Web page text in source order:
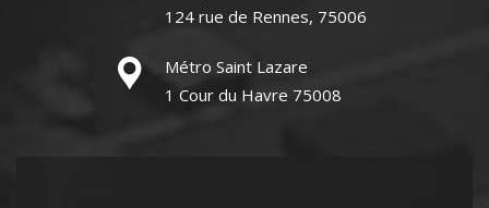
124 rue de Rennes, 75006
Métro Saint Lazare
1 Cour du Havre 75008